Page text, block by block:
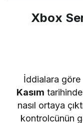
Xbox
İddialara
Kasım
nasıl ortaya
kontrolcünün